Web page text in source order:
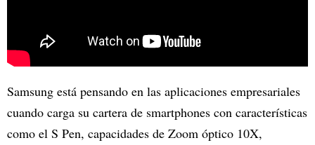
Samsung está pensando en las aplicaciones empresariales
cuando carga su cartera de smartphones con características
como el S Pen, capacidades de Zoom óptico 10X,